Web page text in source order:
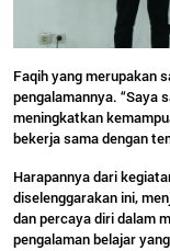
Faqih yang merupakan
pengalamannya. “Saya
meningkatkan
bekerja sama dengan
Harapannya dari
diselenggarakan ini,
dan percaya diri dalam
pengalaman belajar